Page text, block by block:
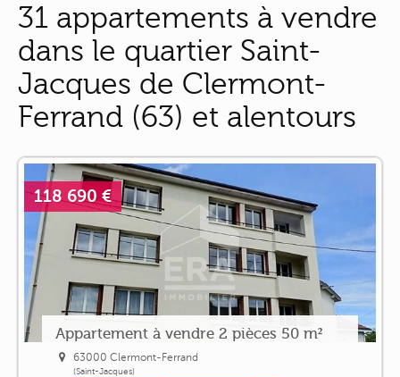
31 appartements à vendre
dans le quartier Saint-
Jacques de Clermont-
Ferrand (63) et alentours
118 690 €
Appartement à vendre 2 pièces 50 m²
63000 Clermont-Ferrand
(Saint-Jacques)